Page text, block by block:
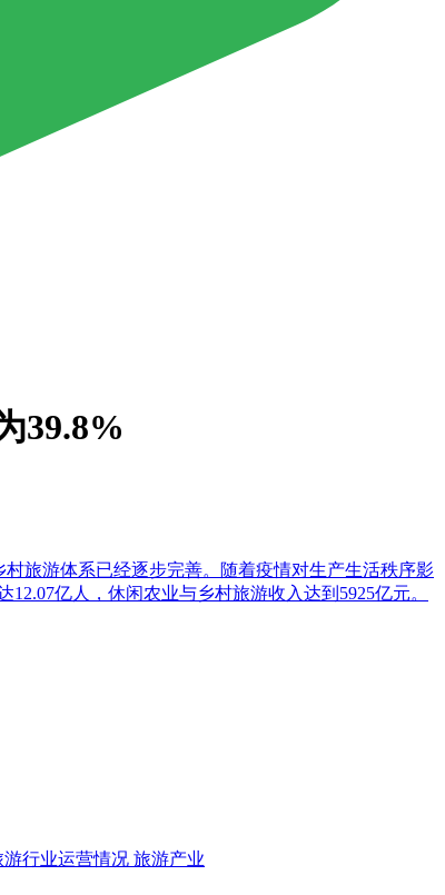
39.8%
旅游体系已经逐步完善。随着疫情对生产生活秩序影
亿人，休闲农业与乡村旅游收入达到5925亿元。
行业运营情况 旅游产业